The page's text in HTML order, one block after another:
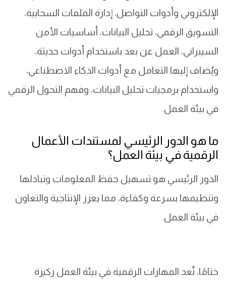
الإلكتروني وأدوات التواصل، إدارة الملفات السحابية،
التسويق الرقمي، تحليل البيانات، أساسيات الأمن
السيبراني، العمل عن بعد باستخدام أدوات حديثة،
ويُضاف إليها التعامل مع أدوات الذكاء الاصطناعي،
واستخدام برمجيات تحليل البيانات، وفهم التحول الرقمي
في بيئة العمل.
ما هو الدور الرئيسي لمستندات الأعمال
الرقمية في بيئة العمل؟
الدور الرئيسي هو تسهيل حفظ المعلومات وتبادلها
وتنظيمها بسرعة وكفاءة، مما يعزز الإنتاجية والتعاون
في بيئة العمل.
ختامًا، تُعد المهارات الرقمية في بيئة العمل ركيزة